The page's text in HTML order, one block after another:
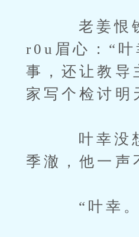
老姜恨铁不
r0u眉心：“叶
事，还让教导
家写个检讨明
叶幸没想到
季澈，他一声
“叶幸。”